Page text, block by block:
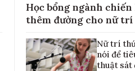
Học bổng ngành chiến
thêm đường cho nữ
Nữ trí
nói để
thuật sát